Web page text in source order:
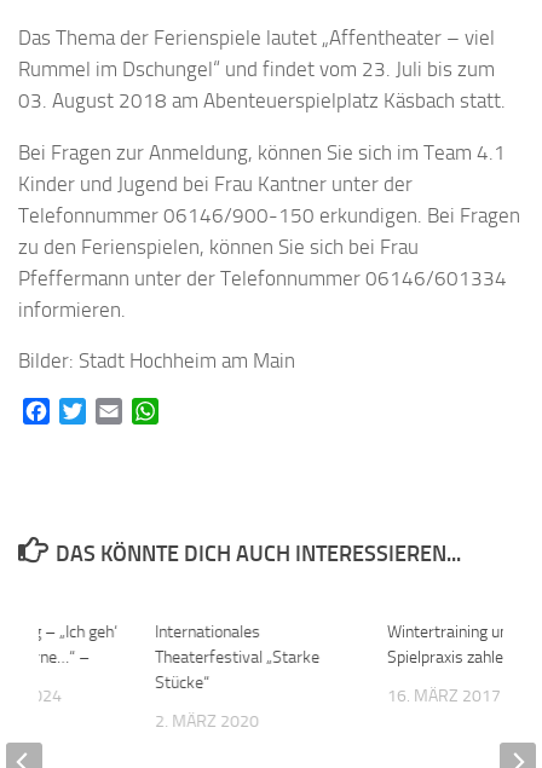
Das Thema der Ferienspiele lautet „Affentheater – viel
Rummel im Dschungel“ und findet vom 23. Juli bis zum
03. August 2018 am Abenteuerspielplatz Käsbach statt.
Bei Fragen zur Anmeldung, können Sie sich im Team 4.1
Kinder und Jugend bei Frau Kantner unter der
Telefonnummer 06146/900-150 erkundigen. Bei Fragen
zu den Ferienspielen, können Sie sich bei Frau
Pfeffermann unter der Telefonnummer 06146/601334
informieren.
Bilder: Stadt Hochheim am Main
FacebookTwitterEmail
DAS KÖNNTE DICH AUCH INTERESSIEREN...
Internationales
Theaterfestival „Starke
Stücke“
2. MÄRZ 2020
Wintertraining und
Spielpraxis zahlen
16. MÄRZ 2017
– „Ich geh‘
–
2024